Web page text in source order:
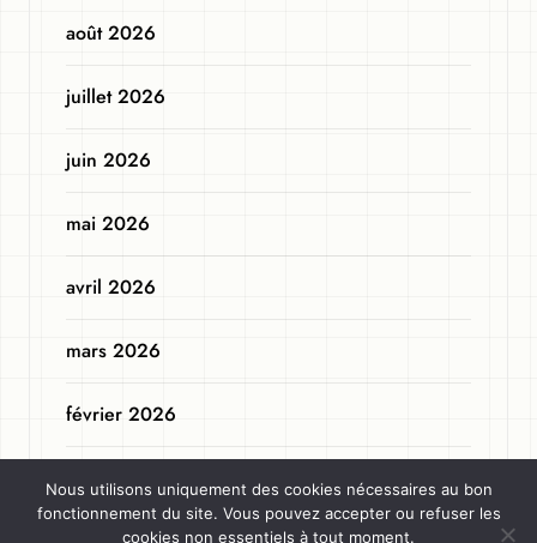
août 2026
juillet 2026
juin 2026
mai 2026
avril 2026
mars 2026
février 2026
janvier 2026
Nous utilisons uniquement des cookies nécessaires au bon
fonctionnement du site. Vous pouvez accepter ou refuser les
cookies non essentiels à tout moment.